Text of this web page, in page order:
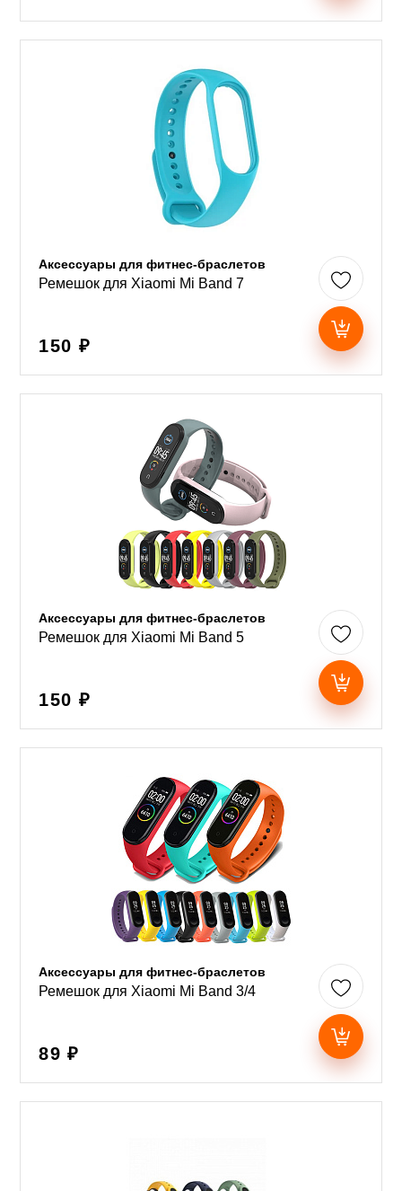
Аксессуары для фитнес-браслетов
Ремешок для Xiaomi Mi Band 7
150 ₽
Аксессуары для фитнес-браслетов
Ремешок для Xiaomi Mi Band 5
150 ₽
Аксессуары для фитнес-браслетов
Ремешок для Xiaomi Mi Band 3/4
89 ₽